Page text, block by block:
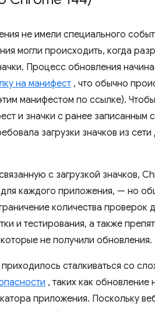
не имели специального
могли происходить, когда
Процесс обновления
на манифест , что обычно
манифестом по ссылке).
и значки с ранее
загрузки значков из
с загрузкой значков,
каждого приложения, — но
количества проверок
и тестирования, а также
не получили обновления.
сталкиваться со
, таких как обновление
приложения. Поскольку